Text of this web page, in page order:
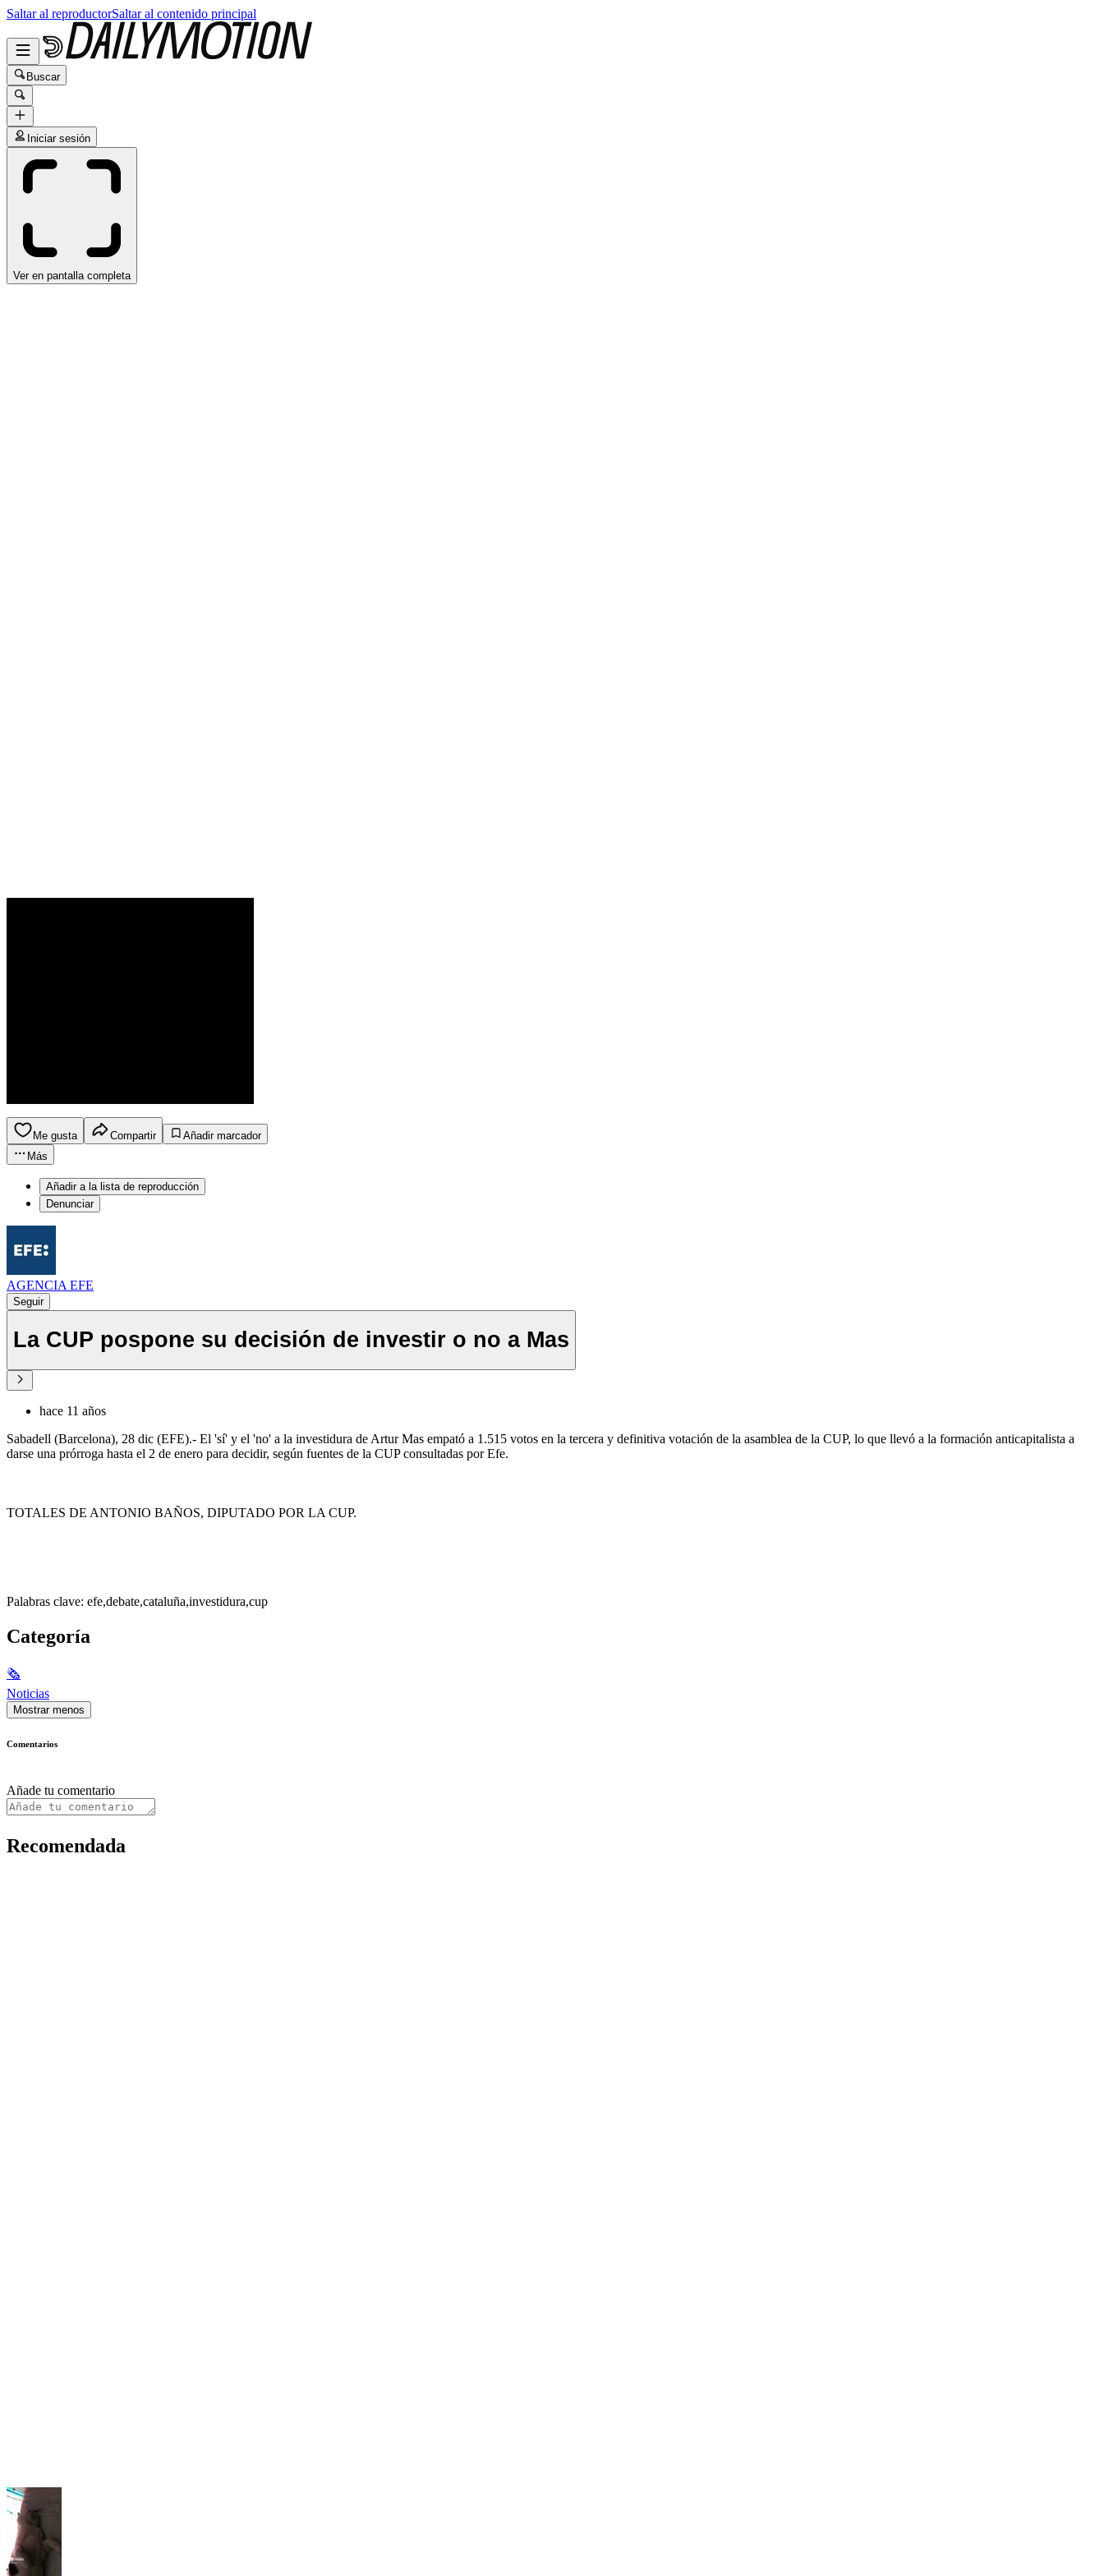
Saltar al reproductorSaltar al contenido principal
Buscar
Iniciar sesión
Ver en pantalla completa
Me gusta Compartir
Añadir marcador
Más
Añadir a la lista de reproducción
Denunciar
AGENCIA EFE
Seguir
La CUP pospone su decisión de investir o no a Mas
hace 11 años
Sabadell (Barcelona), 28 dic (EFE).- El 'sí' y el 'no' a la investidura de Artur Mas empató a 1.515 votos en la tercera y definitiva votación de la asamblea de la CUP, lo que llevó a la formación anticapitalista a
darse una prórroga hasta el 2 de enero para decidir, según fuentes de la CUP consultadas por Efe.
TOTALES DE ANTONIO BAÑOS, DIPUTADO POR LA CUP.
Palabras clave: efe,debate,cataluña,investidura,cup
Categoría
🗞
Noticias
Mostrar menos
Comentarios
Añade tu comentario
Recomendada